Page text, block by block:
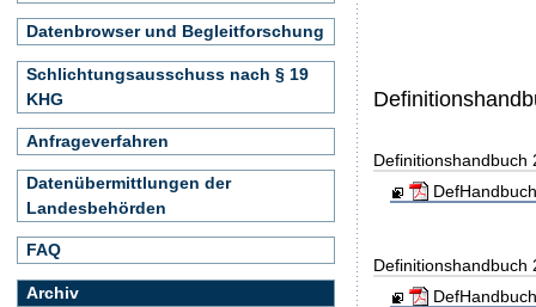
Definitionshandbuch
Definitionshandbuch
Datenbrowser und Begleitforschung
Schlichtungsausschuss nach § 19
KHG
Anfrageverfahren
Datenübermittlungen der
Landesbehörden
FAQ
Archiv